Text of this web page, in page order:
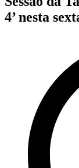
4’ nesta